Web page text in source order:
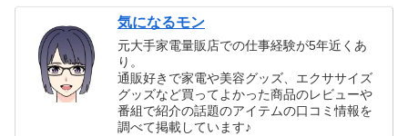
気になるモン
元大手家電量販店での仕事経験が5年近くあ
り。
通販好きで家電や美容グッズ、エクササイズ
グッズなど買ってよかった商品のレビューや
番組で紹介の話題のアイテムの口コミ情報を
調べて掲載しています♪